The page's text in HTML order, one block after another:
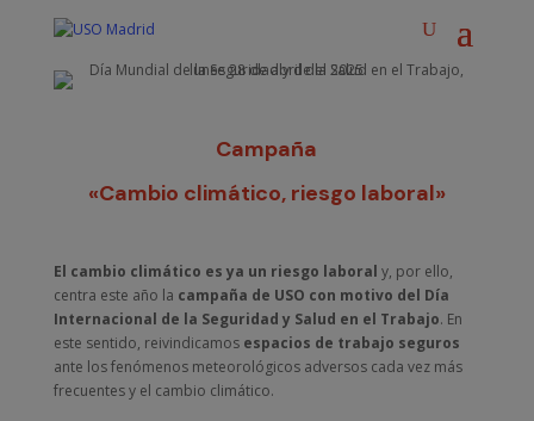
Campaña
«Cambio climático, riesgo laboral»
El cambio climático es ya un riesgo laboral y, por ello,
centra este año la campaña de USO con motivo del Día
Internacional de la Seguridad y Salud en el Trabajo. En
este sentido, reivindicamos espacios de trabajo seguros
ante los fenómenos meteorológicos adversos cada vez más
frecuentes y el cambio climático.